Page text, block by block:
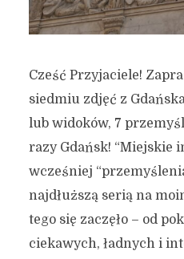
Cześć Przyjaciele!
siedmiu zdjęć z
lub widoków, 7
razy Gdańsk! “Miejskie
wcześniej
najdłuższą serią na
tego się zaczęło – od
ciekawych, ładnych i